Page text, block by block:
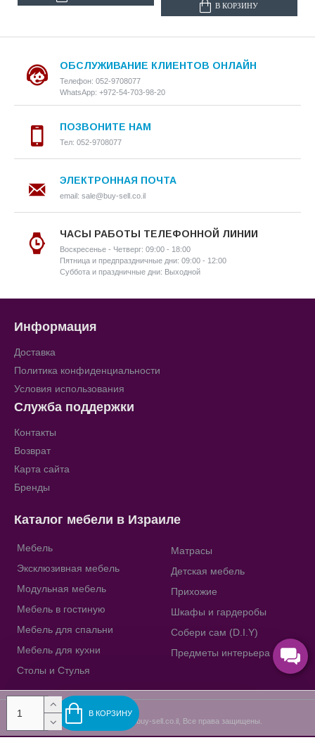
В КОРЗИНУ
В КОРЗИНУ
ОБСЛУЖИВАНИЕ КЛИЕНТОВ ОНЛАЙН
Телефон: 052-9708077
WhatsApp: +972-54-703-98-20
ПОЗВОНИТЕ НАМ
Тел: 052-9708077
ЭЛЕКТРОННАЯ ПОЧТА
email: sale@buy-sell.co.il
ЧАСЫ РАБОТЫ ТЕЛЕФОННОЙ ЛИНИИ
Воскресенье - Четверг: 09:00 - 18:00
Пятница и предпраздничные дни: 09:00 - 12:00
Суббота и праздничные дни: Выходной
Информация
Доставка
Политика конфиденциальности
Условия использования
Служба поддержки
Контакты
Возврат
Карта сайта
Бренды
Каталог мебели в Израиле
Мебель
Эксклюзивная мебель
Модульная мебель
Мебель в гостиную
Мебель для спальни
Мебель для кухни
Столы и Стулья
Матрасы
Детская мебель
Прихожие
Шкафы и гардеробы
Собери сам (D.I.Y)
Предметы интерьера
Copyright © 2009-2023, buy-sell.co.il, Все права защищены.